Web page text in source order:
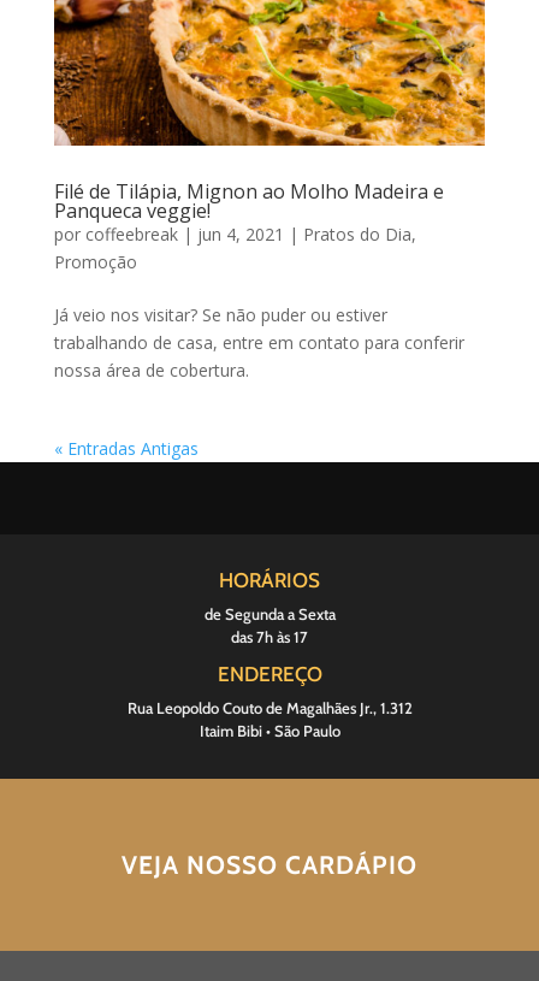
Filé de Tilápia, Mignon ao Molho Madeira e
Panqueca veggie!
por coffeebreak| jun 4, 2021 | Pratos do Dia,
Promoção
Já veio nos visitar? Se não puder ou estiver
trabalhando de casa, entre em contato para conferir
nossa área de cobertura.
« Entradas Antigas
HORÁRIOS
de Segunda a Sexta
das 7h às 17
ENDEREÇO
Rua Leopoldo Couto de Magalhães Jr., 1.312
Itaim Bibi • São Paulo
VEJA NOSSO CARDÁPIO